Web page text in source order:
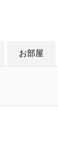
お部屋